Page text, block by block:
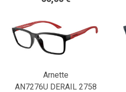
Arnette
AN7276U DERAIL 2758